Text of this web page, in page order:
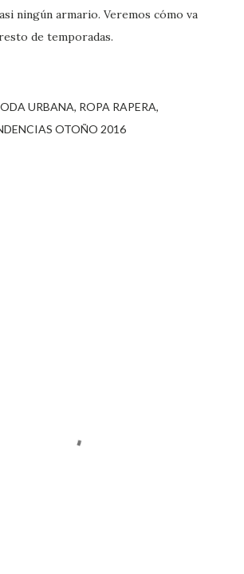
ningún armario. Veremos cómo va
de temporadas.
URBANA ROPA RAPERA
OTOÑO 2016